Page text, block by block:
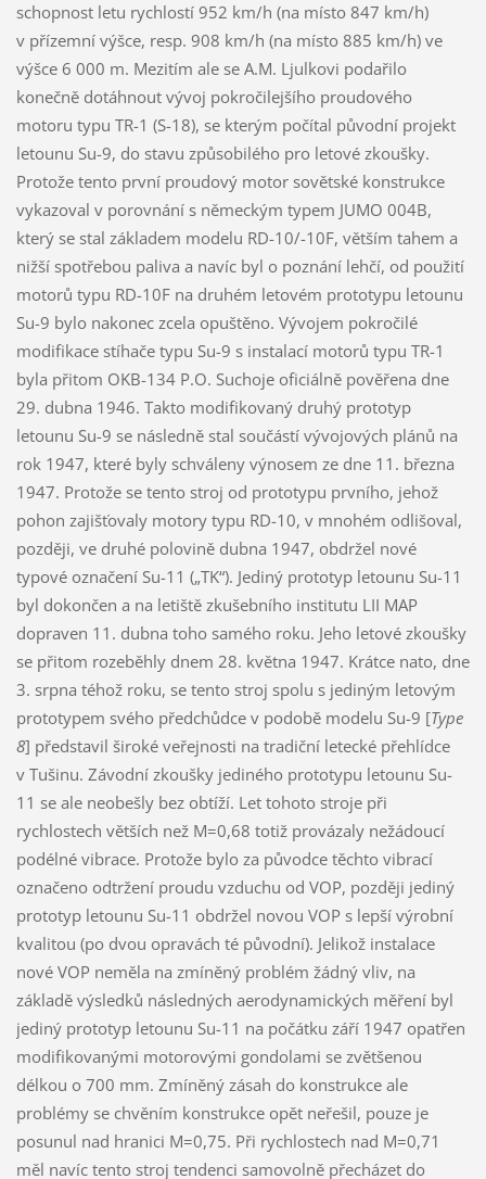
schopnost letu rychlostí 952 km/h (na místo 847 km/h)
v přízemní výšce, resp. 908 km/h (na místo 885 km/h) ve
výšce 6 000 m. Mezitím ale se A.M. Ljulkovi podařilo
konečně dotáhnout vývoj pokročilejšího proudového
motoru typu TR-1 (S-18), se kterým počítal původní projekt
letounu Su-9, do stavu způsobilého pro letové zkoušky.
Protože tento první proudový motor sovětské konstrukce
vykazoval v porovnání s německým typem JUMO 004B,
který se stal základem modelu RD-10/-10F, větším tahem a
nižší spotřebou paliva a navíc byl o poznání lehčí, od použití
motorů typu RD-10F na druhém letovém prototypu letounu
Su-9 bylo nakonec zcela opuštěno. Vývojem pokročilé
modifikace stíhače typu Su-9 s instalací motorů typu TR-1
byla přitom OKB-134 P.O. Suchoje oficiálně pověřena dne
29. dubna 1946. Takto modifikovaný druhý prototyp
letounu Su-9 se následně stal součástí vývojových plánů na
rok 1947, které byly schváleny výnosem ze dne 11. března
1947. Protože se tento stroj od prototypu prvního, jehož
pohon zajišťovaly motory typu RD-10, v mnohém odlišoval,
později, ve druhé polovině dubna 1947, obdržel nové
typové označení Su-11 („TK“). Jediný prototyp letounu Su-11
byl dokončen a na letiště zkušebního institutu LII MAP
dopraven 11. dubna toho samého roku. Jeho letové zkoušky
se přitom rozeběhly dnem 28. května 1947. Krátce nato, dne
3. srpna téhož roku, se tento stroj spolu s jediným letovým
prototypem svého předchůdce v podobě modelu Su-9 [Type
8] představil široké veřejnosti na tradiční letecké přehlídce
v Tušinu. Závodní zkoušky jediného prototypu letounu Su-
11 se ale neobešly bez obtíží. Let tohoto stroje při
rychlostech větších než M=0,68 totiž provázaly nežádoucí
podélné vibrace. Protože bylo za původce těchto vibrací
označeno odtržení proudu vzduchu od VOP, později jediný
prototyp letounu Su-11 obdržel novou VOP s lepší výrobní
kvalitou (po dvou opravách té původní). Jelikož instalace
nové VOP neměla na zmíněný problém žádný vliv, na
základě výsledků následných aerodynamických měření byl
jediný prototyp letounu Su-11 na počátku září 1947 opatřen
modifikovanými motorovými gondolami se zvětšenou
délkou o 700 mm. Zmíněný zásah do konstrukce ale
problémy se chvěním konstrukce opět neřešil, pouze je
posunul nad hranici M=0,75. Při rychlostech nad M=0,71
měl navíc tento stroj tendenci samovolně přecházet do